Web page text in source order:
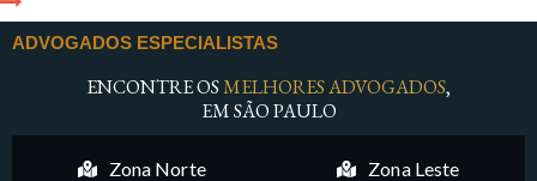
ADVOGADOS ESPECIALISTAS
ENCONTRE OSMELHORES ADVOGADOS,
EM SÃO PAULO
Zona Norte Zona Leste